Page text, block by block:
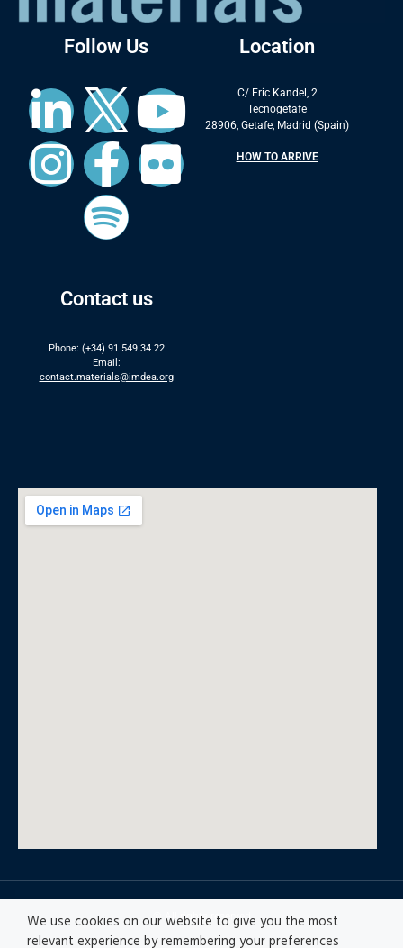
Follow Us
Contact us
Phone: (+34) 91 549 34 22
Email:
contact.materials@imdea.org
Location
C/ Eric Kandel, 2
Tecnogetafe
28906, Getafe, Madrid (Spain)
HOW TO ARRIVE
© All rights reserved
We use cookies on our website to give you the most
relevant experience by remembering your preferences